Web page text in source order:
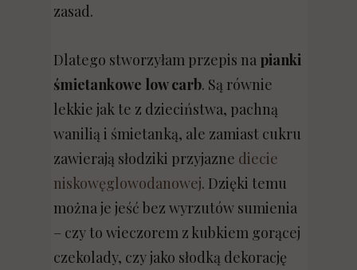
zasad.
Dlatego stworzyłam przepis na pianki
śmietankowe low carb. Są równie
lekkie jak te z dzieciństwa, pachną
wanilią i śmietanką, ale zamiast cukru
zawierają słodziki przyjazne diecie
niskowęglowodanowej. Dzięki temu
można je jeść bez wyrzutów sumienia
– czy to wieczorem z kubkiem gorącej
czekolady, czy jako słodką dekorację